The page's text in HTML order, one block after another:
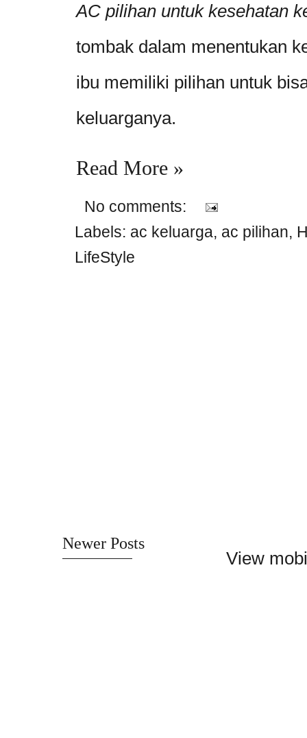
AC pilihan untuk kesehatan
tombak dalam menentukan
ibu memiliki pilihan untuk
keluarganya.
Read More »
No comments:
Labels: ac keluarga, ac pilihan,
LifeStyle
Newer Posts
View